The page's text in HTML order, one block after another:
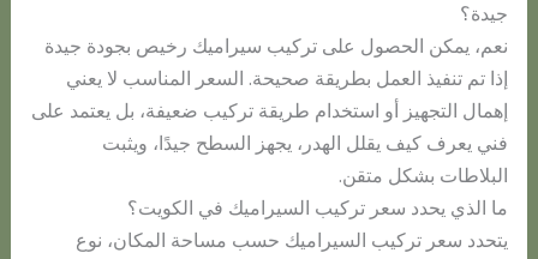
جيدة؟
نعم، يمكن الحصول على تركيب سيراميك رخيص بجودة جيدة
إذا تم تنفيذ العمل بطريقة صحيحة. السعر المناسب لا يعني
إهمال التجهيز أو استخدام طريقة تركيب ضعيفة، بل يعتمد على
فني يعرف كيف يقلل الهدر، يجهز السطح جيدًا، ويثبت
البلاطات بشكل متقن.
ما الذي يحدد سعر تركيب السيراميك في الكويت؟
يتحدد سعر تركيب السيراميك حسب مساحة المكان، نوع